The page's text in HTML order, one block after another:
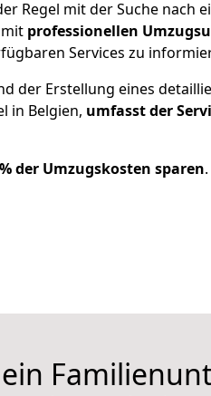
Regel mit der Suche nach
professionellen
Services zu
der Erstellung eines
in Belgien, umfasst der
der Umzugskosten sparen.